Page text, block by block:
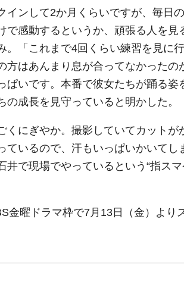
ンして2か月くらいですが、毎日
感動するというか、頑張る人を見
「これまで4回くらい練習を見に
方はあんまり息が合ってなかったの
いです。本番で彼女たちが踊る姿
成長を見守っていると明かした。
にぎやか。撮影していてカットが
いるので、汗もいっぱいかいてし
で現場でやっているという“指ス
曜ドラマ枠で7月13日（金）より